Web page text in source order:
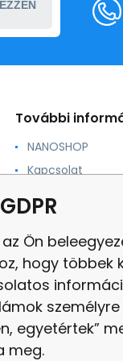
További
NANOSHOP
Kapcsolat
nonprofit
panasz
Felülvizsgálat
Ön
hogy többek
egyetértek”
meg.